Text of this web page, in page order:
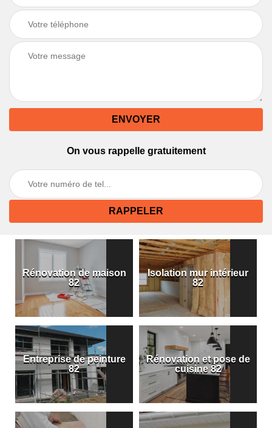
On vous rappelle gratuitement
Rénovation de maison
82
Isolation mur intérieur
82
Entreprise de peinture
82
Rénovation et pose de
cuisine 82